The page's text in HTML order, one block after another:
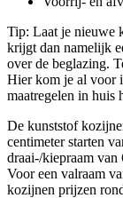
Tip: Laat je nieuwe
krijgt dan namelijk
over de beglazing.
Hier kom je al voor
maatregelen in huis
De kunststof
centimeter starten
draai-/kiepraam van
Voor een valraam
kozijnen prijzen